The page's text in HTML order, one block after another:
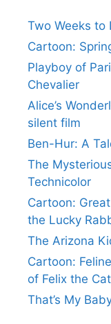
Two Weeks to
Cartoon:
Playboy of
Chevalier
Alice’s
silent film
Ben-Hur: A
The
Technicolor
Cartoon:
the Lucky
The Arizona
Cartoon:
of Felix the Cat
That’s My